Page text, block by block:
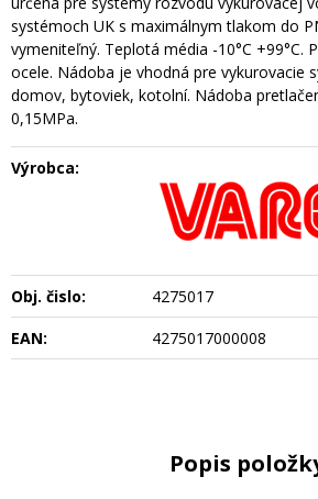
systémoch UK s maximálnym tlakom do
vymeniteľný. Teplotá média -10°C +99°C.
ocele. Nádoba je vhodná pre vykurovacie
domov, bytoviek, kotolní. Nádoba
0,15MPa.
Výrobca:
Obj. čislo:
4275017
EAN:
4275017000008
Popis